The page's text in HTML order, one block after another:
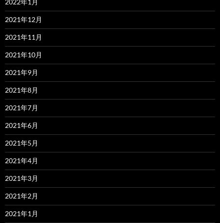
2022年1月
2021年12月
2021年11月
2021年10月
2021年9月
2021年8月
2021年7月
2021年6月
2021年5月
2021年4月
2021年3月
2021年2月
2021年1月